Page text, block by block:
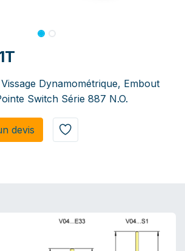
Dynamométrique, Embout
Switch Série 887 N.O.
de​​vis​​